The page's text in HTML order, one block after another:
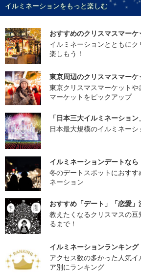
イルミネーションをもっと楽しむ
おすすめのクリスマスマーケ
イルミネーションとともに
楽しもう！
東京周辺のクリスマスマーケ
東京クリスマスマーケット
マーケットをピックアップ
「日本三大イルミネーション
日本最大規模のイルミネーシ
イルミネーションデートなら
冬のデートスポットにおすす
ネーション
おすすめ「デート」「恋愛」
教えたくなるクリスマスの
るまで！
イルミネーションランキング
アクセス数の多かった人気イ
ア別にランキング